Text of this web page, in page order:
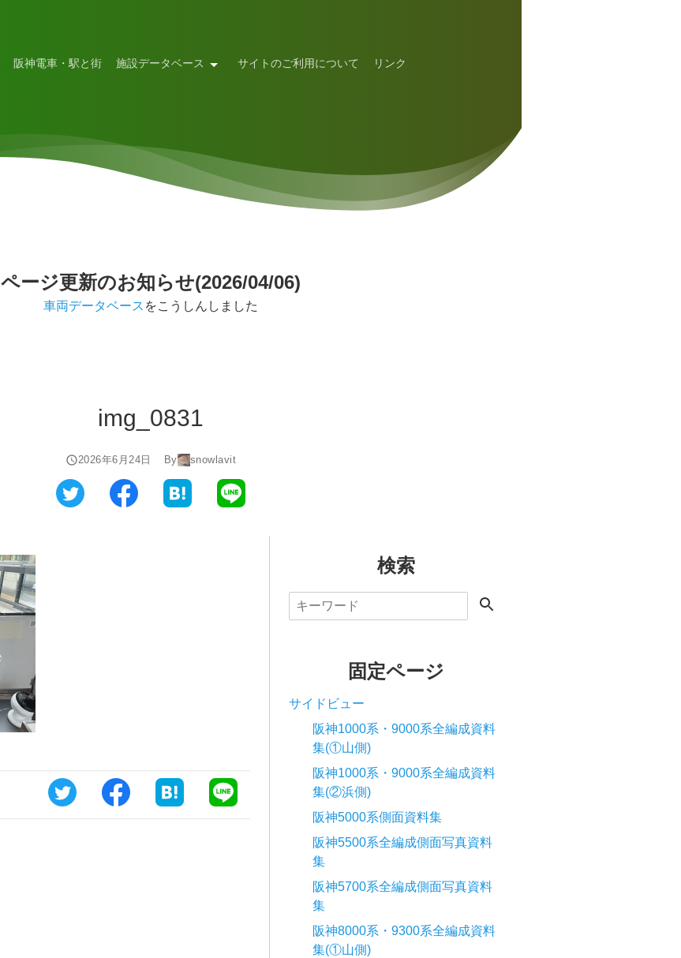
阪神電車・駅と街 施設データベース サイトのご利用について リンク
ページ更新のお知らせ(2026/04/06)
車両データベース をこうしんしました
img_0831
2026年6月24日 By snowlavit
検索
固定ページ
サイドビュー
阪神1000系・9000系全編成資料
集(①山側)
阪神1000系・9000系全編成資料
集(②浜側)
阪神5000系側面資料集
阪神5500系全編成側面写真資料
集
阪神5700系全編成側面写真資料
集
阪神8000系・9300系全編成資料
集(①山側)